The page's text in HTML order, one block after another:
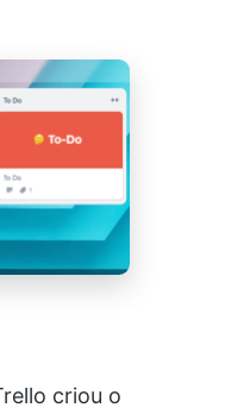
criou o